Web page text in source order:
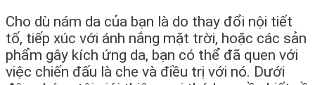
Cho dù nám da của bạn là do thay đổi nội tiết
tố, tiếp xúc với ánh nắng mặt trời, hoặc các sản
phẩm gây kích ứng da, bạn có thể đã quen với
việc chiến đấu là che và điều trị với nó. Dưới